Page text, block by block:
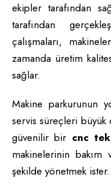
ekipler tarafından
tarafından
çalışmaları,
zamanda üretim
sağlar.
Makine parkurunun
servis süreçleri büyük
güvenilir bir cnc
makinelerinin
şekilde yönetmek ister.